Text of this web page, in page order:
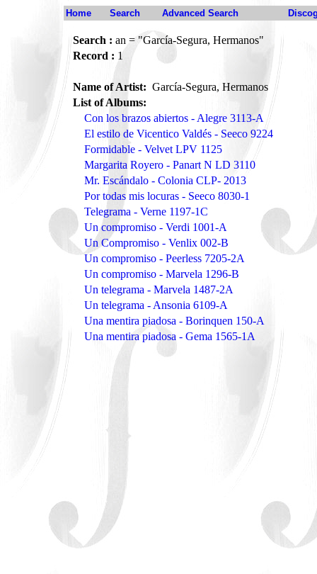
Home Search Advanced Search
Search : an = "García-Segura, Hermanos"
Record : 1
Name of Artist: García-Segura, Hermanos
List of Albums:
Con los brazos abiertos - Alegre 3113-A
El estilo de Vicentico Valdés - Seeco 9224
Formidable - Velvet LPV 1125
Margarita Royero - Panart N LD 3110
Mr. Escándalo - Colonia CLP- 2013
Por todas mis locuras - Seeco 8030-1
Telegrama - Verne 1197-1C
Un compromiso - Verdi 1001-A
Un Compromiso - Venlix 002-B
Un compromiso - Peerless 7205-2A
Un compromiso - Marvela 1296-B
Un telegrama - Marvela 1487-2A
Un telegrama - Ansonia 6109-A
Una mentira piadosa - Borinquen 150-A
Una mentira piadosa - Gema 1565-1A